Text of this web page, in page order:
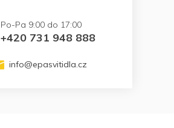
+420 731 948 888
info@epasvitidla.cz